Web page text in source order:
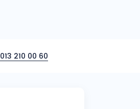
013 210 00 60